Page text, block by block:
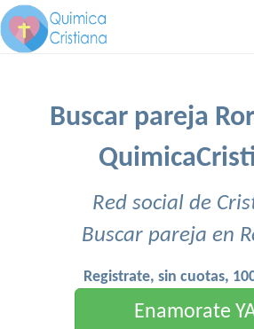
Buscar pareja
Red social de
Buscar pareja en
Registrate, sin cuotas,
Enamorate